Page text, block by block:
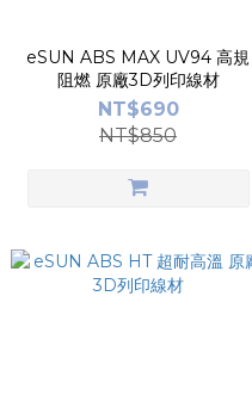
eSUN ABS MAX UV94 高規
阻燃 原廠3D列印線材
NT$690
NT$850